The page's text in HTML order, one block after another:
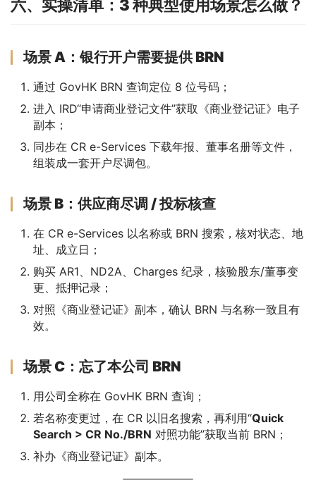
六、实操清单：3 种典型使用场景怎么做？
场景 A：银行开户需要提供 BRN
通过 GovHK BRN 查询定位 8 位号码；
进入 IRD“申请商业登记文件”获取《商业登记证》电子
副本；
同步在 CR e-Services 下载年报、董事名册等文件，
组装成一套开户尽调包。
场景 B：供应商尽调 / 投标核查
在 CR e-Services 以名称或 BRN 搜索，核对状态、地
址、成立日；
购买 AR1、ND2A、Charges 纪录，核验股东/董事变
更、抵押记录；
对照《商业登记证》副本，确认 BRN 与名称一致且有
效。
场景 C：忘了本公司 BRN
用公司全称在 GovHK BRN 查询；
若名称变更过，在 CR 以旧名搜索，再利用“Quick
Search > CR No./BRN 对照功能”获取当前 BRN；
补办《商业登记证》副本。